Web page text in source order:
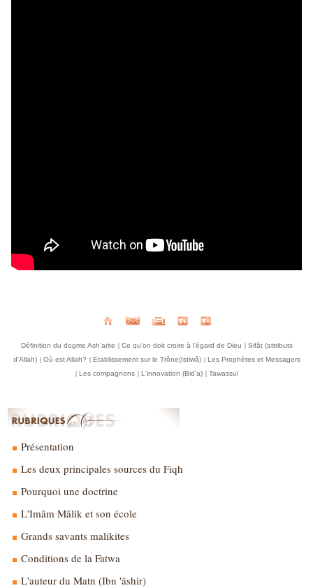
Présentation
Les deux principales sources du Fiqh
Pourquoi une doctrine
L'Imâm Mâlik et son école
Grands savants malikites
Conditions de la Fatwa
L'auteur du Matn (Ibn 'âshir)
Définition du dogme Ash‘arite | Ce qu’on doit croire à l’égard de Dieu | Sifât (attributs
d’Allah) | Où est Allah? | Etablissement sur le Trône(Istiwâ) | Les Prophètes et Messagers
| Les compagnons | L'innovation (Bid'a) | Tawassul